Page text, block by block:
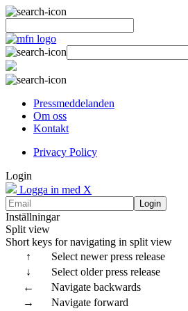
Pressmeddelanden
Om oss
Kontakt
Privacy Policy
Login
Logga in med X
Login
Inställningar
Split view
Short keys for navigating in split view
↑
Select newer press release
↓
Select older press release
←
Navigate backwards
→
Navigate forward